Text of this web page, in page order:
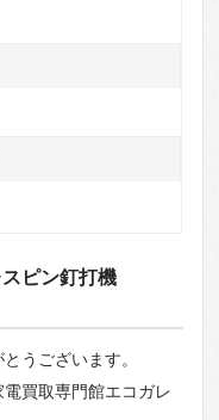
ピン釘打機
うございます。
買取専門館エコガレ